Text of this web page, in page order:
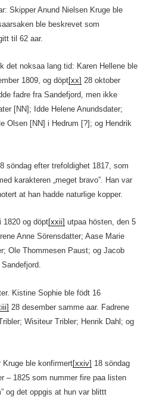
Skipper Anund Nielsen Kruge ble
ble beskrevet som
til 62 aar.
det noksaa lang tid: Karen Hellene ble
1809, og döpt[xx] 28 oktober
fadre fra Sandefjord, men ikke
[NN]; Idde Helene Anundsdater;
Olsen [NN] i Hedrum [?]; og Hendrik
söndag efter trefoldighet 1817, som
karakteren „meget bravo”. Han var
at han hadde naturlige kopper.
1820 og döpt[xxii] utpaa hösten, den 5
Anne Sörensdatter; Aase Marie
Ole Thommesen Paust; og Jacob
Kistine Sophie ble födt 16
28 desember samme aar. Fadrene
Wisiteur Tribler; Henrik Dahl; og
Kruge ble konfirmert[xxiv] 18 söndag
– 1825 som nummer fire paa listen
og det oppgis at hun var blittt